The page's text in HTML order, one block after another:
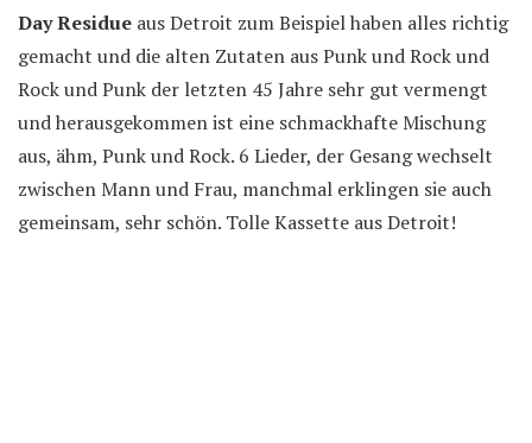
Day Residue aus Detroit zum Beispiel haben alles richtig
gemacht und die alten Zutaten aus Punk und Rock und
Rock und Punk der letzten 45 Jahre sehr gut vermengt
und herausgekommen ist eine schmackhafte Mischung
aus, ähm, Punk und Rock. 6 Lieder, der Gesang wechselt
zwischen Mann und Frau, manchmal erklingen sie auch
gemeinsam, sehr schön. Tolle Kassette aus Detroit!